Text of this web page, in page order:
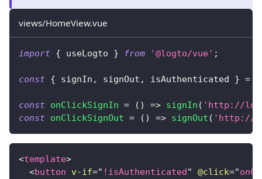
views/HomeView.vue
import { useLogto } from '@logto/vue' ;
const { signIn , signOut , isAuthenticated } =
const onClickSignIn = ( ) => signIn ( 'http://
const onClickSignOut = ( ) => signOut ( 'http://
<template>
<button v-if=" !isAuthenticated" @click="